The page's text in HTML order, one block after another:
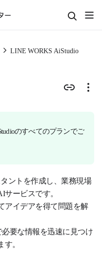
LINE WORKS AiStudio
のすべてのプランでご
ントを作成し、業務現場
ービスです。
アイデアを得て問題を解
要な情報を迅速に見つけ
。